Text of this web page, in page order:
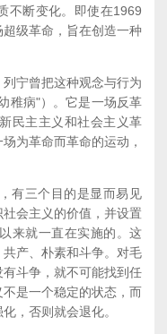
不断变化。即使在1969
级革命，旨在创造一种
曾把这种观念与行为
稚病"）。它是一场反革
民主主义和社会主义革
为革命而革命的运动，
三个目的是显而易见
会主义的价值，并设置
来就一直在实施的。这
产、朴素和斗争。对毛
斗争，就不可能找到任
是一个稳定的状态，而
，否则就会退化。